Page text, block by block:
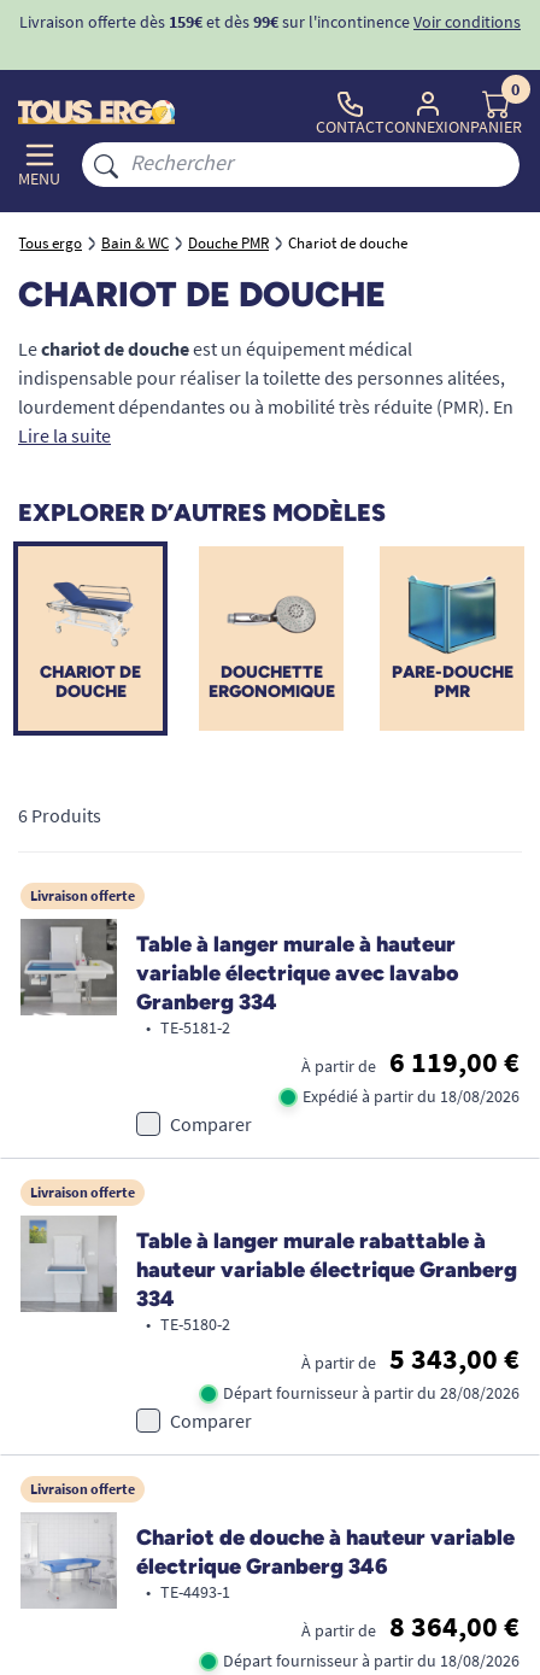
Livraison offerte dès 159€et dès99€sur l'incontinenceVoir conditions
MENU
CONTACTCONNEXION
0
PANIER
Tous ergo Bain & WC Douche PMR Chariot de douche
CHARIOT DE DOUCHE
Lechariot de doucheest un équipement médical
indispensable pour réaliser la toilette des personnes alitées,
lourdement dépendantes ou à mobilité très réduite (PMR). En
garantissant un maintien parfait en position allongée, ce
respectant la dignité du patient. Conçus pour les
environnements professionnels (EHPAD, hôpitaux, centres de
rééducation) comme pour le maintien à domicile, nos
modèles allient sécurité, ergonomie et étanchéité. Découvrez
des solutions fiables qui simplifient le quotidien des aidants et
le confort des utilisateurs lors des soins d'hygiène.
Lire la suite
EXPLORER D’AUTRES MODÈLES
DOUCHETTE
ERGONOMIQUE
PARE-DOUCHE
PMR
CHARIOT DE
DOUCHE
6 Produits
Livraison offerte
Table à langer murale à hauteur
variable électrique avec lavabo
Granberg 334
• TE-5181-2
À partir de
6 119,00 €
Expédié à partir du 18/08/2026
Comparer
Livraison offerte
Table à langer murale rabattable à
hauteur variable électrique Granberg
334
• TE-5180-2
À partir de
5 343,00 €
Départ fournisseur à partir du 28/08/2026
Comparer
Livraison offerte
Chariot de douche à hauteur variable
électrique Granberg 346
• TE-4493-1
À partir de
8 364,00 €
Départ fournisseur à partir du 18/08/2026